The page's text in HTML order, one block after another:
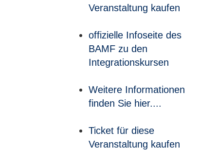
Veranstaltung kaufen
offizielle Infoseite des
BAMF zu den
Integrationskursen
Weitere Informationen
finden Sie hier....
Ticket für diese
Veranstaltung kaufen